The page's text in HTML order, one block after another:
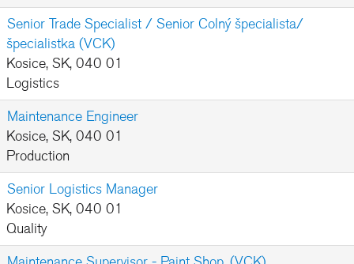
Senior Trade Specialist / Senior Colný špecialista/
špecialistka (VCK)
Kosice, SK, 040 01
Logistics
Maintenance Engineer
Kosice, SK, 040 01
Production
Senior Logistics Manager
Kosice, SK, 040 01
Quality